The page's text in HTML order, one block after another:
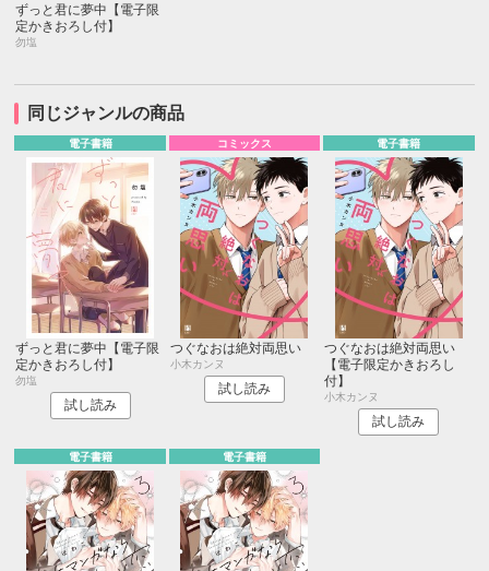
ずっと君に夢中【電子限
定かきおろし付】
勿塩
同じジャンルの商品
電子書籍
ずっと君に夢中【電子限
定かきおろし付】
勿塩
試し読み
コミックス
つぐなおは絶対両思い
小木カンヌ
試し読み
電子書籍
つぐなおは絶対両思い
【電子限定かきおろし
付】
小木カンヌ
試し読み
電子書籍 電子書籍